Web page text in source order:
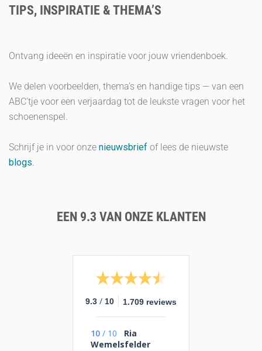
TIPS, INSPIRATIE & THEMA’S
Ontvang ideeën en inspiratie voor jouw vriendenboek.
We delen voorbeelden, thema’s en handige tips — van een
ABC’tje voor een verjaardag tot de leukste vragen voor het
schoenenspel.
Schrijf je in voor onze nieuwsbrief of lees de nieuwste
blogs.
EEN 9.3 VAN ONZE KLANTEN
9.3 / 10 1.709 reviews
10 / 10
Ria
Wemelsfelder